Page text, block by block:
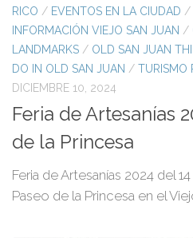
RICO / EVENTOS EN LA CIUDAD /
INFORMACIÓN VIEJO SAN JUAN /
LANDMARKS / OLD SAN JUAN
DO IN OLD SAN JUAN / TURISMO
DICIEMBRE 10, 2024
Feria de Artesanías
de la Princesa
Feria de Artesanías 2024 del
Paseo de la Princesa en el